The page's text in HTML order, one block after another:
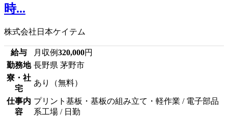
時...
株式会社日本ケイテム
給与 月収例320,000円
勤務地 長野県 茅野市
寮・社
宅
あり（無料）
仕事内
容
プリント基板・基板の組み立て・軽作業 / 電子部品
系工場 / 日勤